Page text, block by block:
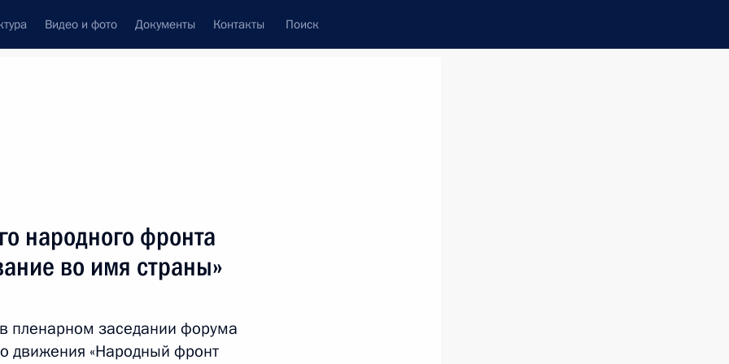
Видео и фото Документы Контакты Поиск
народного фронта
во имя страны»
пленарном заседании форума
движения «Народный фронт